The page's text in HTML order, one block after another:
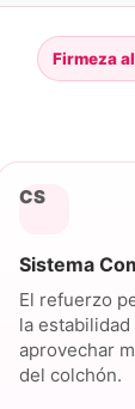
Firmeza
CS
Sistema
El refuerzo
la
aprovechar
del colchón.